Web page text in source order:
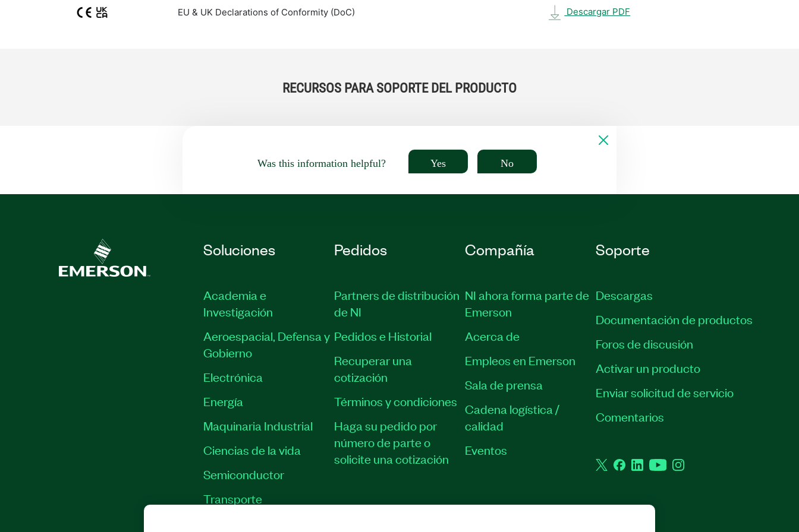
EU & UK Declarations of Conformity (DoC) Descargar PDF
RECURSOS PARA SOPORTE DEL PRODUCTO
Was this information helpful? Yes No
Soluciones
Academia e
Investigación
Aeroespacial, Defensa y
Gobierno
Electrónica
Energía
Maquinaria Industrial
Ciencias de la vida
Semiconductor
Transporte
Pedidos
Partners de distribución
de NI
Pedidos e Historial
Recuperar una
cotización
Términos y condiciones
Haga su pedido por
número de parte o
solicite una cotización
Compañía
NI ahora forma parte de
Emerson
Acerca de
Empleos en Emerson
Sala de prensa
Cadena logística /
calidad
Eventos
Soporte
Descargas
Documentación de productos
Foros de discusión
Activar un producto
Enviar solicitud de servicio
Comentarios
TwitterFacebook
LinkedInYouTubeInstagram